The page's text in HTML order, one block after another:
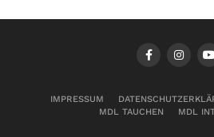
IMPRESSUM
MDL TAUCHEN
MDL